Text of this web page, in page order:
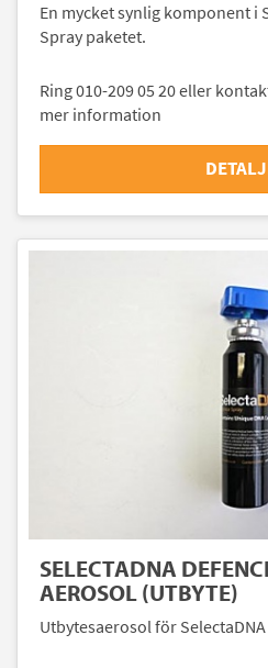
En mycket synlig komponent i
Spray paketet.
Ring 010-209 05 20 eller
mer information
SELECTADNA
AEROSOL (UTBYTE)
Utbytesaerosol för